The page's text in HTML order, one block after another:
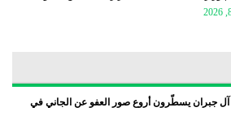
آل جبران يسطّرون أروع صور العفو عن الجاني في